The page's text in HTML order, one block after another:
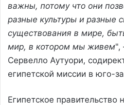
важны, потому что они
разные культуры и разные
существования в мире,
мир, в котором мы живем",
Сервелло Аутуори,
египетской миссии в юго-
Египетское правительство